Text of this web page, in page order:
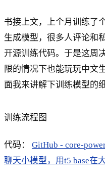
书接上文，上个月训练了
生成模型，很多人评论和
开源训练代码。于是这周
限的情况下也能玩玩中文
面我来讲解下训练模型的细
训练流程图
代码： GitHub - core-
聊天小模型，用t5 base在